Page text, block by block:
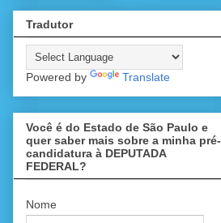
Tradutor
Powered by Translate
Você é do Estado de São Paulo e
quer saber mais sobre a minha pré-
candidatura à DEPUTADA
FEDERAL?
Nome